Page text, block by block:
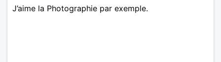
J’aime la Photographie par exemple.